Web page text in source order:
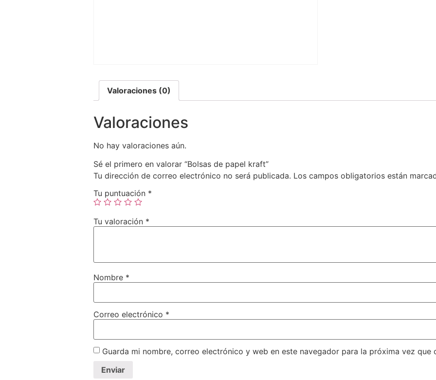
Valoraciones (0)
Valoraciones
No hay valoraciones aún.
Sé el primero en valorar “Bolsas de papel kraft”
Tu dirección de correo electrónico no será publicada. Los campos obligatorios están
Tu puntuación *
Tu valoración *
Nombre *
Correo electrónico *
Guarda mi nombre, correo electrónico y web en este navegador para la próxima vez que